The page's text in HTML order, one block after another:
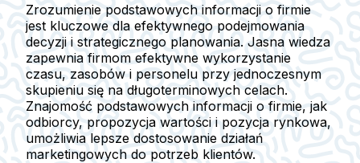
Zrozumienie podstawowych informacji o firmie
jest kluczowe dla efektywnego podejmowania
decyzji i strategicznego planowania. Jasna wiedza
zapewnia firmom efektywne wykorzystanie
czasu, zasobów i personelu przy jednoczesnym
skupieniu się na długoterminowych celach.
Znajomość podstawowych informacji o firmie, jak
odbiorcy, propozycja wartości i pozycja rynkowa,
umożliwia lepsze dostosowanie działań
marketingowych do potrzeb klientów.